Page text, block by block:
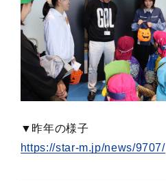
▼昨年の様子
https://star-m.jp/news/9707/